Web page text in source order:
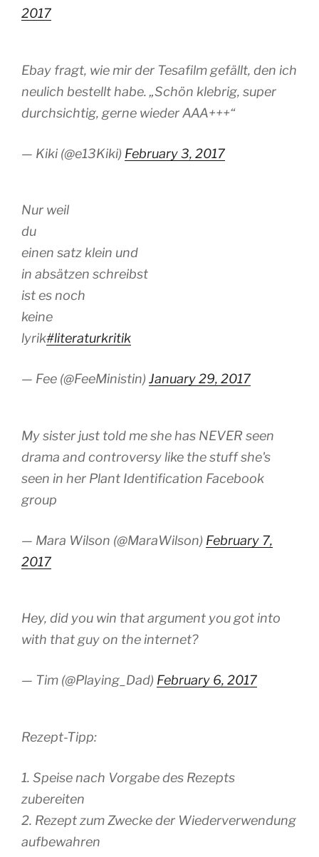
2017
Ebay fragt, wie mir der Tesafilm gefällt, den ich
neulich bestellt habe. „Schön klebrig, super
durchsichtig, gerne wieder AAA+++“
— Kiki (@e13Kiki) February 3, 2017
Nur weil
du
einen satz klein und
in absätzen schreibst
ist es noch
keine
lyrik#literaturkritik
— Fee (@FeeMinistin) January 29, 2017
My sister just told me she has NEVER seen
drama and controversy like the stuff she's
seen in her Plant Identification Facebook
group
— Mara Wilson (@MaraWilson) February 7,
2017
Hey, did you win that argument you got into
with that guy on the internet?
— Tim (@Playing_Dad) February 6, 2017
Rezept-Tipp:
1. Speise nach Vorgabe des Rezepts
zubereiten
2. Rezept zum Zwecke der Wiederverwendung
aufbewahren